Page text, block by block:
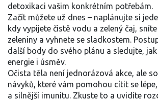
detoxikaci vašim konkrétním potřebám.
Začít můžete už dnes – naplánujte si
kdy vypijete čistě vodu a zelený čaj,
zeleniny a vyhnete se sladkostem.
další body do svého plánu a sledujte, jak
energie i úsměv.
Očista těla není jednorázová akce, ale
návyků, které vám pomohou cítit se
a silnější imunitu. Zkuste to a uvidíte